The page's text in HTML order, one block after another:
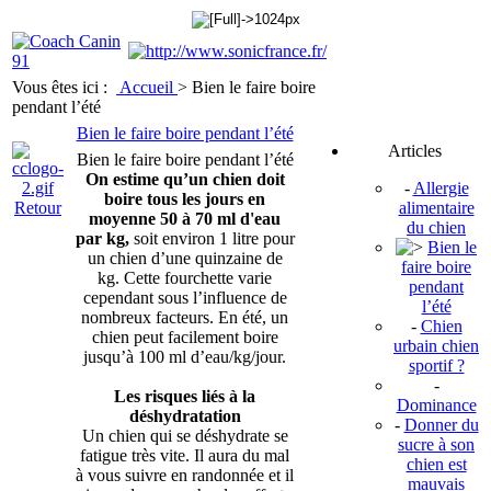
Vous êtes ici : Accueil > Bien le faire boire
pendant l’été
Retour
Bien le faire boire pendant l’été
Bien le faire boire pendant l’été
On estime qu’un chien doit
boire tous les jours en
moyenne 50 à 70 ml d'eau
par kg,soit environ 1 litre pour
un chien d’une quinzaine de
kg. Cette fourchette varie
cependant sous l’influence de
nombreux facteurs. En été, un
chien peut facilement boire
jusqu’à 100 ml d’eau/kg/jour.
Les risques liés à la
déshydratation
Un chien qui se déshydrate se
fatigue très vite. Il aura du mal
à vous suivre en randonnée et il
Articles
- Allergie
alimentaire
du chien
Bien le
faire boire
pendant
l’été
- Chien
urbain chien
sportif ?
-
Dominance
- Donner du
sucre à son
chien est
mauvais